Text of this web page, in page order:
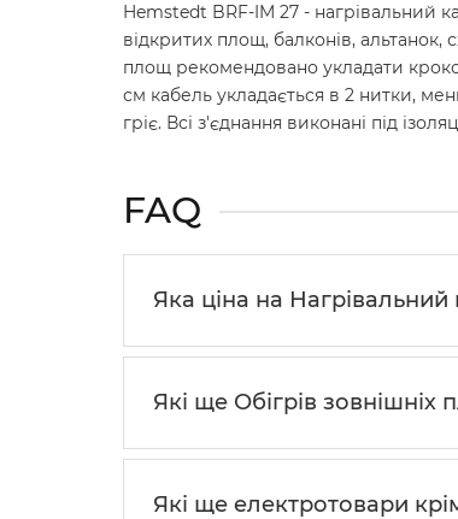
Hemstedt BRF-IM 27 - нагрівальний
відкритих площ, балконів, альтанок,
площ рекомендовано укладати
см кабель укладається в 2 нитки,
гріє. Всі з'єднання виконані під
FAQ
Яка ціна на
Які ще Обігрів зовнішніх
Які ще електротовари